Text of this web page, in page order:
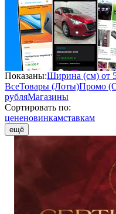
Показаны:Ширина (см) от
ВсеТовары (Лоты)Промо
рубляМагазины
Сортировать по:
цененовинкамставкам
ещё